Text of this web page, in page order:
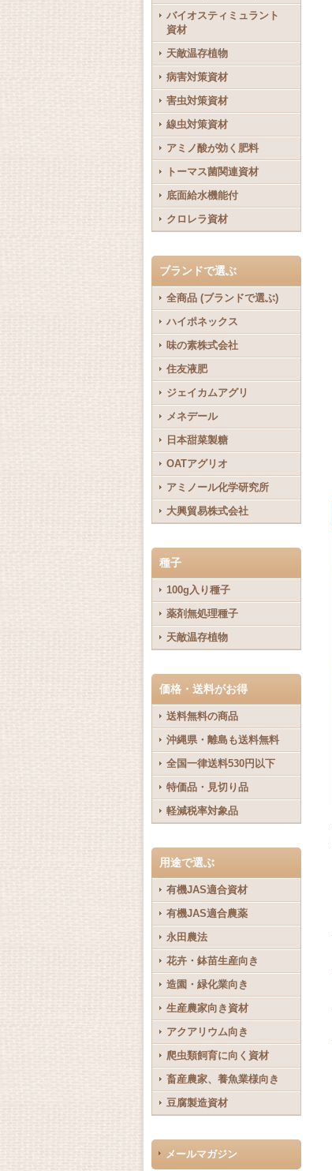
バイオスティミュラント
資材
天敵温存植物
病害対策資材
害虫対策資材
線虫対策資材
アミノ酸が効く肥料
トーマス菌関連資材
底面給水機能付
クロレラ資材
ブランドで選ぶ
全商品 (ブランドで選ぶ)
ハイポネックス
味の素株式会社
住友液肥
ジェイカムアグリ
メネデール
日本甜菜製糖
OATアグリオ
アミノール化学研究所
大興貿易株式会社
種子
100g入り種子
薬剤無処理種子
天敵温存植物
価格・送料がお得
送料無料の商品
沖縄県・離島も送料無料
全国一律送料530円以下
特価品・見切り品
軽減税率対象品
用途で選ぶ
有機JAS適合資材
有機JAS適合農薬
永田農法
花卉・鉢苗生産向き
造園・緑化業向き
生産農家向き資材
アクアリウム向き
爬虫類飼育に向く資材
畜産農家、養魚業様向き
豆腐製造資材
メールマガジン